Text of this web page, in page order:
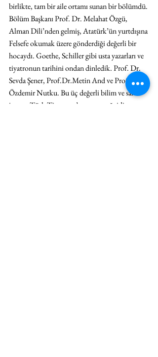
birlikte, tam bir aile ortamı sunan bir bölümdü.
Bölüm Başkanı Prof. Dr. Melahat Özgü,
Alman Dili’nden gelmiş, Atatürk’ün yurtdışına
Felsefe okumak üzere gönderdiği değerli bir
hocaydı. Goethe, Schiller gibi usta yazarları ve
tiyatronun tarihini ondan dinledik. Prof. Dr.
Sevda Şener, Prof.Dr.Metin And ve Prof.Dr.
Özdemir Nutku. Bu üç değerli bilim ve sanat
insanı, Türk Tiyatrosu’nun sacayağı idi.